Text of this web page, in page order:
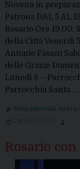
Novena in
Patrona DAL 5 AL
Rosario Ore 19.00:
della Città Venerdì
Antonio Fasani
delle Grazie
Lunedì 8 –
Parrocchia Santa …
feste patronali lucera
Rosario con